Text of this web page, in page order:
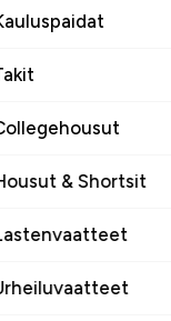
& Shortsit